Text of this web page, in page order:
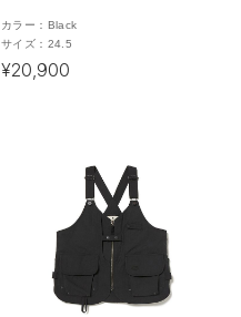
カラー： Black
サイズ： 24.5
¥20,900